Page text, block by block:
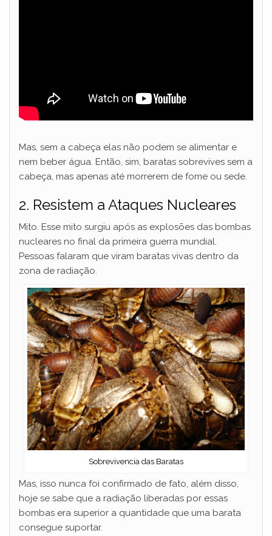
Mas, sem a cabeça elas não podem se alimentar e
nem beber água. Então, sim, baratas sobrevives sem a
cabeça, mas apenas até morrerem de fome ou sede.
2. Resistem a Ataques Nucleares
Mito. Esse mito surgiu após as explosões das bombas
nucleares no final da primeira guerra mundial.
Pessoas falaram que viram baratas vivas dentro da
zona de radiação.
Sobrevivencia das Baratas
Mas, isso nunca foi confirmado de fato, além disso,
hoje se sabe que a radiação liberadas por essas
bombas era superior a quantidade que uma barata
consegue suportar.